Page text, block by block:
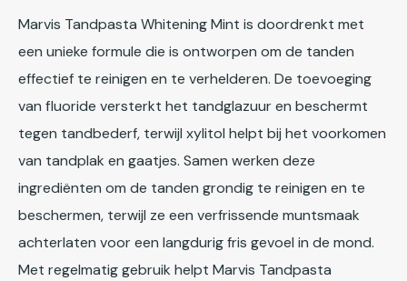
Marvis Tandpasta Whitening Mint is doordrenkt met
een unieke formule die is ontworpen om de tanden
effectief te reinigen en te verhelderen. De toevoeging
van fluoride versterkt het tandglazuur en beschermt
tegen tandbederf, terwijl xylitol helpt bij het voorkomen
van tandplak en gaatjes. Samen werken deze
ingrediënten om de tanden grondig te reinigen en te
beschermen, terwijl ze een verfrissende muntsmaak
achterlaten voor een langdurig fris gevoel in de mond.
Met regelmatig gebruik helpt Marvis Tandpasta